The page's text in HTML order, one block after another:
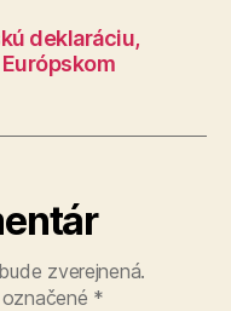
deklaráciu,
zverejnená.
*